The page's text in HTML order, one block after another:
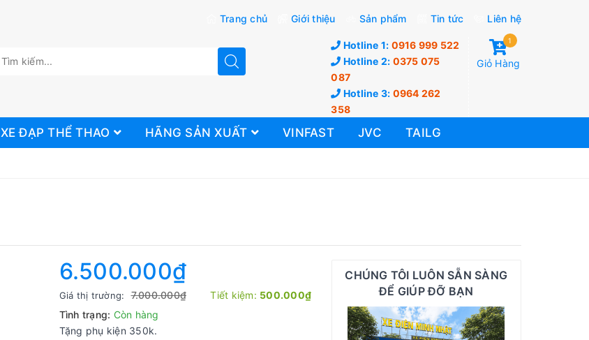
Trang chủ Giới thiệu Sản phẩm Tin tức Liên hệ
Hotline 1: 0916 999 522
Hotline 2: 0375 075
087
Hotline 3: 0964 262
358
1
Giỏ Hàng
XE ĐẠP THỂ THAO HÃNG SẢN XUẤT VINFAST JVC TAILG
6.500.000₫
Giá thị trường: 7.000.000₫ Tiết kiệm: 500.000₫
Tình trạng: Còn hàng
Tặng phụ kiện 350k.
CHÚNG TÔI LUÔN SẴN SÀNG
ĐỂ GIÚP ĐỠ BẠN